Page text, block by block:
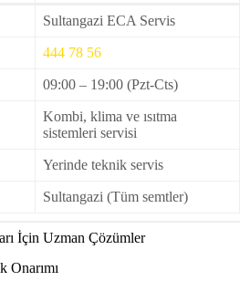
Sultangazi ECA Servis
444 78 56
09:00 – 19:00 (Pzt-Cts)
Kombi, klima ve ısıtma
sistemleri servisi
Yerinde teknik servis
Sultangazi (Tüm semtler)
İçin Uzman Çözümler